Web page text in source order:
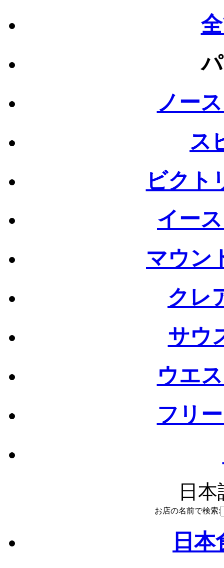
ノー
ス
ビクト
イー
マウン
クレ
サウ
ウエ
フリ
日
お店の名前で検索:
日